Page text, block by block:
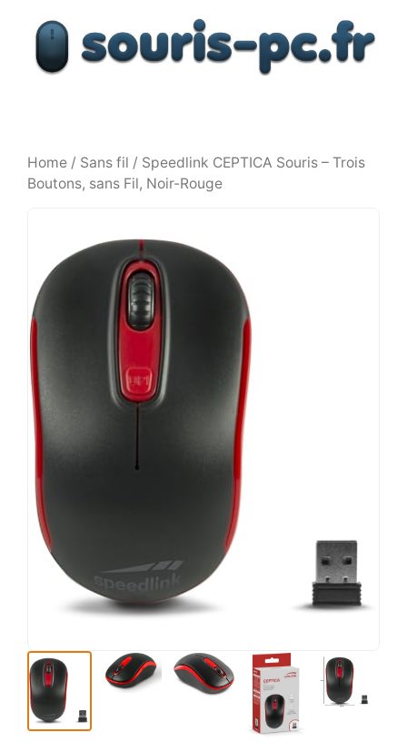
contenu
Home / Sans fil / Speedlink CEPTICA Souris – Trois
Boutons, sans Fil, Noir-Rouge